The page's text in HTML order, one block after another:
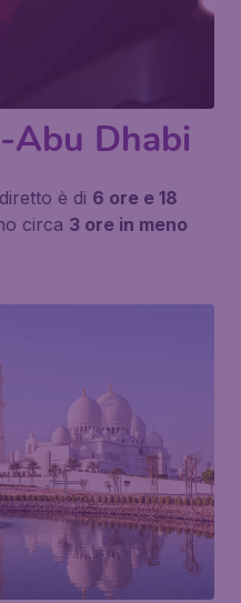
Abu Dhabi
è di 6 ore e 18
circa 3 ore in meno